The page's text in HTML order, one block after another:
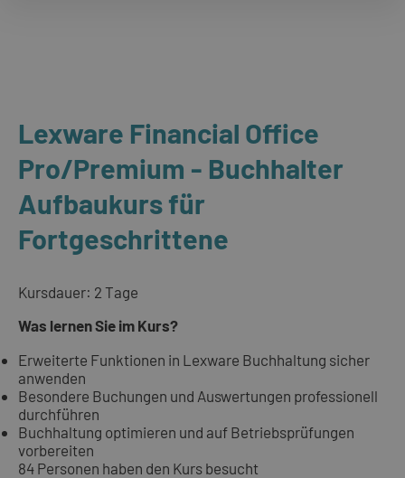
Lexware Financial Office
Pro/Premium - Buchhalter
Aufbaukurs für
Fortgeschrittene
Kursdauer: 2 Tage
Was lernen Sie im Kurs?
Erweiterte Funktionen in Lexware Buchhaltung sicher
anwenden
Besondere Buchungen und Auswertungen professionell
durchführen
Buchhaltung optimieren und auf Betriebsprüfungen
vorbereiten
84 Personen haben den Kurs besucht